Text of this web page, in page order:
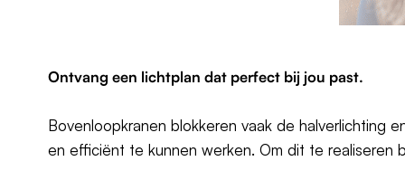
Ontvang een lichtplan dat perfect bij jou past.
Bovenloopkranen blokkeren vaak de halverlichting
en efficiënt te kunnen werken. Om dit te